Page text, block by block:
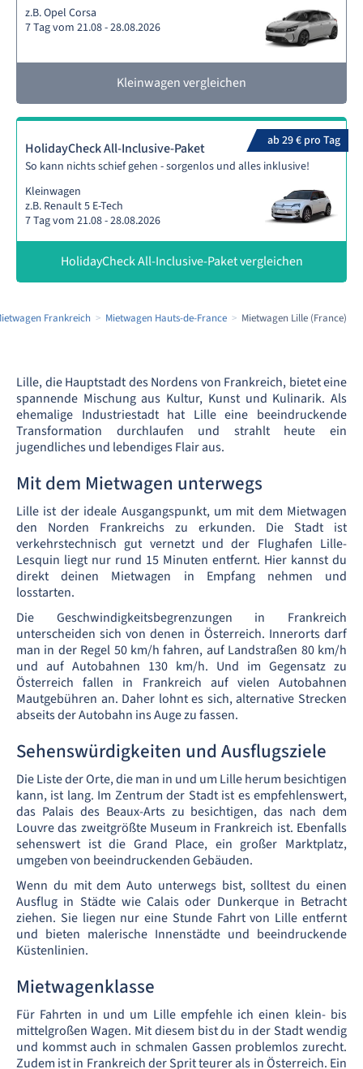
z.B. Opel Corsa
7 Tag vom 21.08 - 28.08.2026
Kleinwagen vergleichen
ab 29 € pro Tag
HolidayCheck All-Inclusive-Paket
So kann nichts schief gehen - sorgenlos und alles inklusive!
Kleinwagen
z.B. Renault 5 E-Tech
7 Tag vom 21.08 - 28.08.2026
HolidayCheck All-Inclusive-Paket vergleichen
Frankreich Mietwagen Hauts-de-France Mietwagen Lille (France)
Lille, die Hauptstadt des Nordens von Frankreich, bietet eine
spannende Mischung aus Kultur, Kunst und Kulinarik. Als
ehemalige Industriestadt hat Lille eine beeindruckende
Transformation durchlaufen und strahlt heute ein
jugendliches und lebendiges Flair aus.
Mit dem Mietwagen unterwegs
Lille ist der ideale Ausgangspunkt, um mit dem Mietwagen
den Norden Frankreichs zu erkunden. Die Stadt ist
verkehrstechnisch gut vernetzt und der Flughafen Lille-
Lesquin liegt nur rund 15 Minuten entfernt. Hier kannst du
direkt deinen Mietwagen in Empfang nehmen und
losstarten.
Die Geschwindigkeitsbegrenzungen in Frankreich
unterscheiden sich von denen in Österreich. Innerorts darf
man in der Regel 50 km/h fahren, auf Landstraßen 80 km/h
und auf Autobahnen 130 km/h. Und im Gegensatz zu
Österreich fallen in Frankreich auf vielen Autobahnen
Mautgebühren an. Daher lohnt es sich, alternative Strecken
abseits der Autobahn ins Auge zu fassen.
Sehenswürdigkeiten und Ausflugsziele
Die Liste der Orte, die man in und um Lille herum besichtigen
kann, ist lang. Im Zentrum der Stadt ist es empfehlenswert,
das Palais des Beaux-Arts zu besichtigen, das nach dem
Louvre das zweitgrößte Museum in Frankreich ist. Ebenfalls
sehenswert ist die Grand Place, ein großer Marktplatz,
umgeben von beeindruckenden Gebäuden.
Wenn du mit dem Auto unterwegs bist, solltest du einen
Ausflug in Städte wie Calais oder Dunkerque in Betracht
ziehen. Sie liegen nur eine Stunde Fahrt von Lille entfernt
und bieten malerische Innenstädte und beeindruckende
Küstenlinien.
Mietwagenklasse
Für Fahrten in und um Lille empfehle ich einen klein- bis
mittelgroßen Wagen. Mit diesem bist du in der Stadt wendig
und kommst auch in schmalen Gassen problemlos zurecht.
Zudem ist in Frankreich der Sprit teurer als in Österreich. Ein